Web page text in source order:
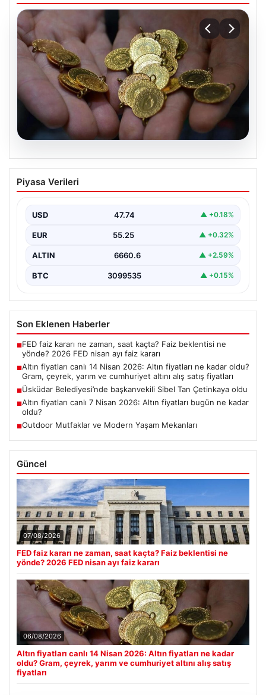
Altın fiyatları canlı 14 Nisan 2026: Altın
fiyatları ne kadar oldu? Gram, çeyrek,
fiyatları
Piyasa Verileri
USD 47.74 ▲ +0.18%
EUR 55.25 ▲ +0.32%
ALTIN 6660.6 ▲ +2.59%
BTC 3099535 ▲ +0.15%
Son Eklenen Haberler
■FED faiz kararı ne zaman, saat kaçta? Faiz beklentisi ne
yönde? 2026 FED nisan ayı faiz kararı
■Altın fiyatları canlı 14 Nisan 2026: Altın fiyatları ne kadar oldu?
Gram, çeyrek, yarım ve cumhuriyet altını alış satış fiyatları
■Üsküdar Belediyesi’nde başkanvekili Sibel Tan Çetinkaya oldu
■Altın fiyatları canlı 7 Nisan 2026: Altın fiyatları bugün ne kadar
oldu?
■Outdoor Mutfaklar ve Modern Yaşam Mekanları
Güncel
07/08/2026
FED faiz kararı ne zaman, saat kaçta? Faiz beklentisi ne
yönde? 2026 FED nisan ayı faiz kararı
06/08/2026
Altın fiyatları canlı 14 Nisan 2026: Altın fiyatları ne kadar
oldu? Gram, çeyrek, yarım ve cumhuriyet altını alış satış
fiyatları